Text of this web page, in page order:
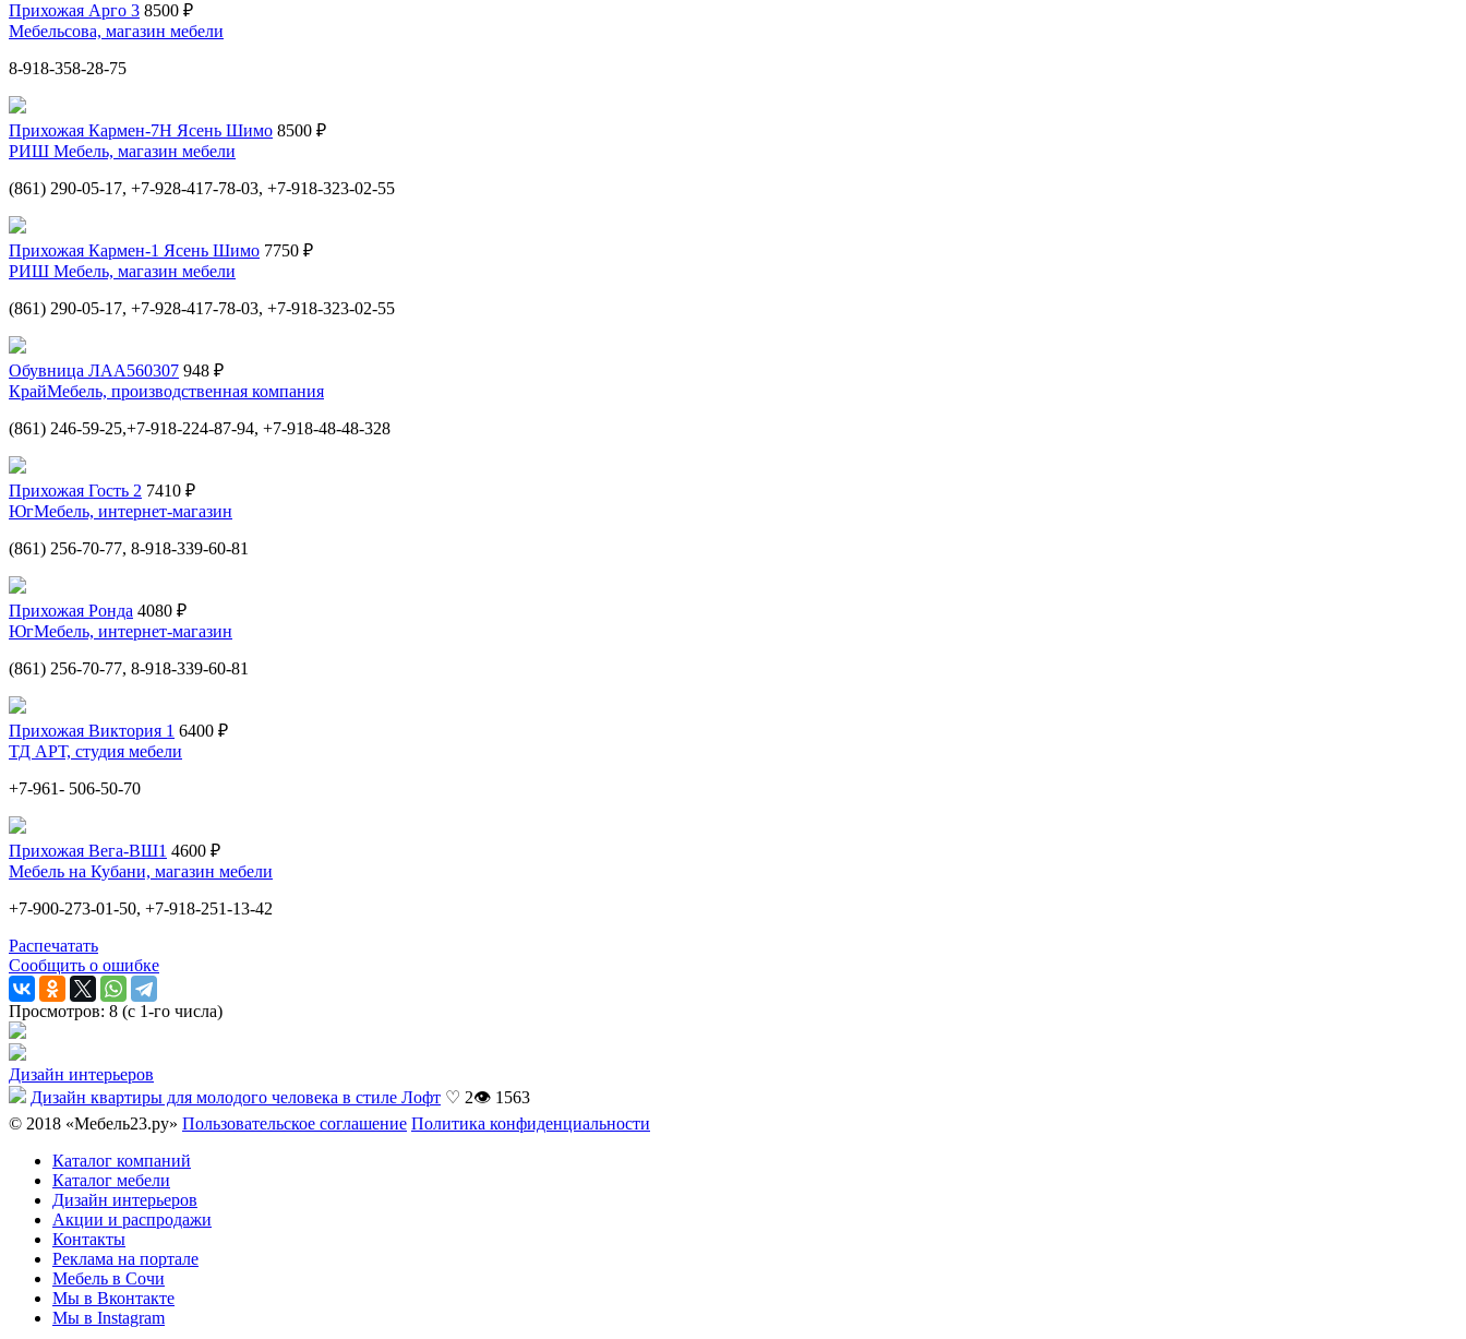
Прихожая Арго 3 8500 ₽
Мебельсова, магазин мебели
8-918-358-28-75
Прихожая Кармен-7Н Ясень Шимо 8500 ₽
РИШ Мебель, магазин мебели
(861) 290-05-17, +7-928-417-78-03, +7-918-323-02-55
Прихожая Кармен-1 Ясень Шимо 7750 ₽
РИШ Мебель, магазин мебели
(861) 290-05-17, +7-928-417-78-03, +7-918-323-02-55
Обувница ЛАА560307 948 ₽
КрайМебель, производственная компания
(861) 246-59-25,+7-918-224-87-94, +7-918-48-48-328
Прихожая Гость 2 7410 ₽
ЮгМебель, интернет-магазин
(861) 256-70-77, 8-918-339-60-81
Прихожая Ронда 4080 ₽
ЮгМебель, интернет-магазин
(861) 256-70-77, 8-918-339-60-81
Прихожая Виктория 1 6400 ₽
ТД АРТ, студия мебели
+7-961- 506-50-70
Прихожая Вега-ВШ1 4600 ₽
Мебель на Кубани, магазин мебели
+7-900-273-01-50, +7-918-251-13-42
Распечатать
Сообщить о ошибке
Просмотров: 8 (с 1-го числа)
Дизайн интерьеров
Дизайн квартиры для молодого человека в стиле Лофт ♡ 2👁 1563
© 2018 «Мебель23.ру» Пользовательское соглашение Политика конфиденциальности
Каталог компаний
Каталог мебели
Дизайн интерьеров
Акции и распродажи
Контакты
Реклама на портале
Мебель в Сочи
Мы в Вконтакте
Мы в Instagram